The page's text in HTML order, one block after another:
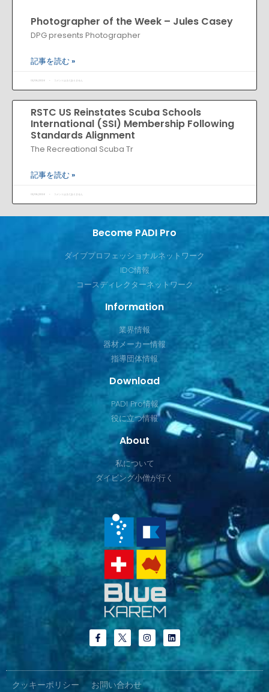
Photographer of the Week – Jules Casey
DPG presents Photographer
記事を読む »
01/08/2026 コメントはまだありません
RSTC US Reinstates Scuba Schools
International (SSI) Membership Following
Standards Alignment
The Recreational Scuba Tr
記事を読む »
01/08/2026 コメントはまだありません
Become PADI Pro
ダイブプロフェッショナルネットワーク
IDC情報
コースディレクターネットワーク
Information
業界情報
器材メーカー情報
指導団体情報
Download
PADI Pro情報
役に立つ情報
About
私について
ダイビング小僧が行く
クッキーポリシー お問い合わせ